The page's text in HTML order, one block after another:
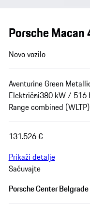
Porsche Macan
Novo vozilo
Aventurine Green
Električni380 kW / 516
Range combined
131.526 €
Prikaži detalje
Sačuvajte
Porsche Center Belgrade